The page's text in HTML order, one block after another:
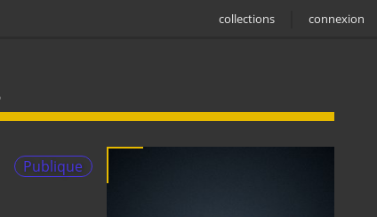
collections connexion
Publique